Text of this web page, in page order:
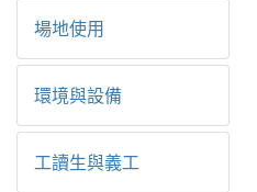
場地使用
環境與設備
工讀生與義工